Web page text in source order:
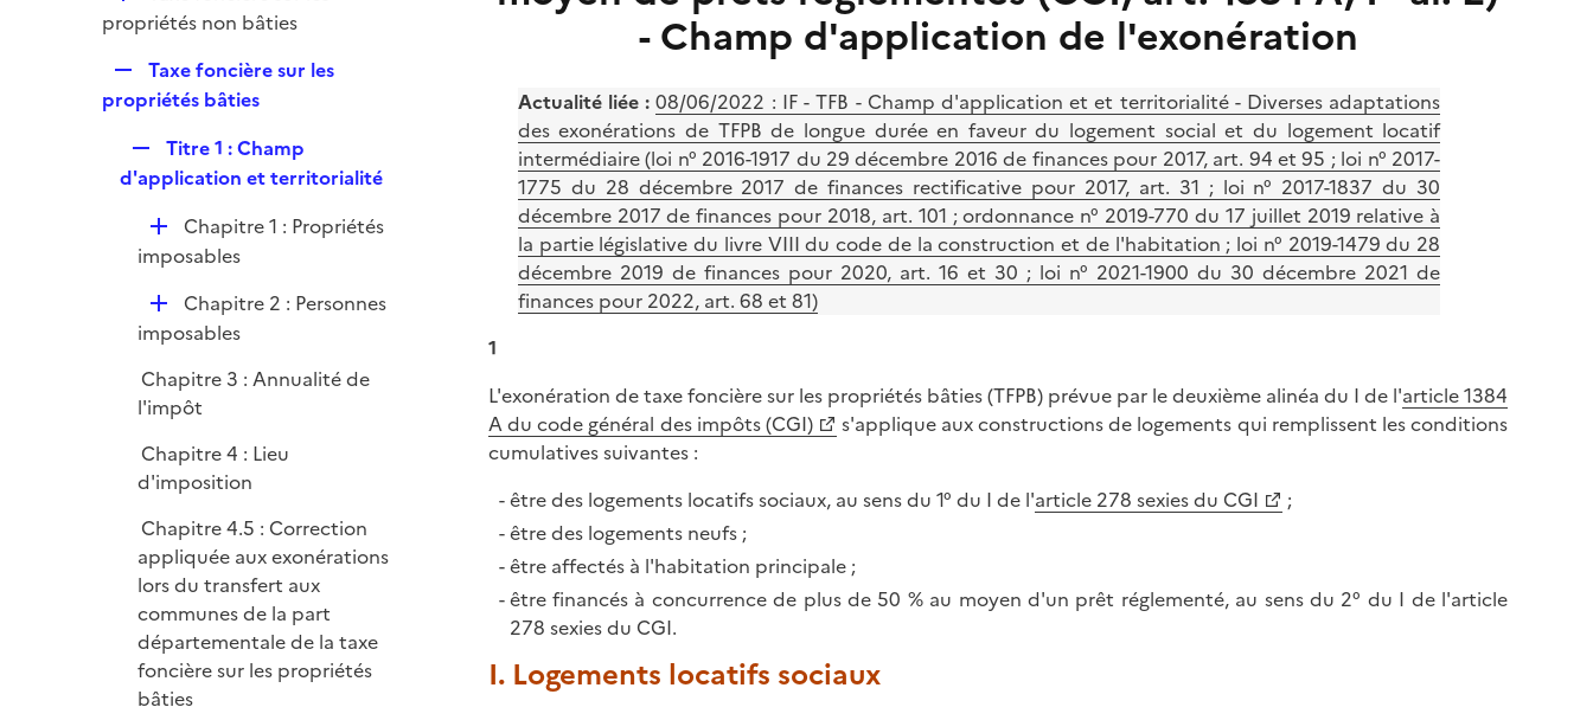
r
e
é
i
propriétés non bâties
e
l
i
Taxe foncière sur les
propriétés bâties
e
l
i
e
r
Titre 1 : Champ
d'application et territorialité
D
é
i
r
Chapitre 1 : Propriétés
imposables
D
é
l
i
e
r
Chapitre 2 : Personnes
imposables
Chapitre 3 : Annualité de
l'impôt
Chapitre 4 : Lieu
d'imposition
Chapitre 4.5 : Correction
appliquée aux exonérations
lors du transfert aux
communes de la part
départementale de la taxe
foncière sur les propriétés
bâties
- Champ d'application de l'exonération
Actualité liée : 08/06/2022 : IF - TFB - Champ d'application et et territorialité - Diverses adaptations
des exonérations de TFPB de longue durée en faveur du logement social et du logement locatif
intermédiaire (loi n° 2016-1917 du 29 décembre 2016 de finances pour 2017, art. 94 et 95 ; loi n° 2017-
1775 du 28 décembre 2017 de finances rectificative pour 2017, art. 31 ; loi n° 2017-1837 du 30
décembre 2017 de finances pour 2018, art. 101 ; ordonnance n° 2019-770 du 17 juillet 2019 relative à
la partie législative du livre VIII du code de la construction et de l'habitation ; loi n° 2019-1479 du 28
décembre 2019 de finances pour 2020, art. 16 et 30 ; loi n° 2021-1900 du 30 décembre 2021 de
finances pour 2022, art. 68 et 81)
1
L'exonération de taxe foncière sur les propriétés bâties (TFPB) prévue par le deuxième alinéa du I de l'article 1384
A du code général des impôts (CGI)
s'applique aux constructions de logements qui remplissent les conditions
cumulatives suivantes :
être des logements locatifs sociaux, au sens du 1° du I de l'article 278 sexies du CGI
;
être des logements neufs ;
être affectés à l'habitation principale ;
être financés à concurrence de plus de 50 % au moyen d'un prêt réglementé, au sens du 2° du I de l'article
278 sexies du CGI.
I. Logements locatifs sociaux